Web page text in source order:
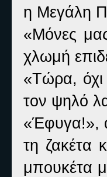
η Μεγάλη
«Μόνες
χλωμή
«Τώρα, όχι
τον ψηλό
«Έφυγα!»,
τη ζακέτα
μπουκέτα